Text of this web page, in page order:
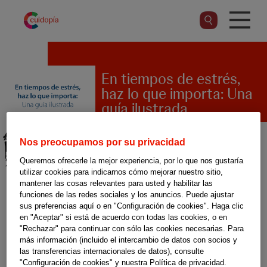
contenido
En tiempos de estrés,
haz lo que importa: Una
guía ilustrada
La Organización Mundial de la
Salud (OMS) recoge en esta
guía ilustrada
recomendaciones básicas para
la gestión del estrés. A lo largo
de las distintas secciones
Nos preocupamos por su privacidad
Queremos ofrecerle la mejor experiencia, por lo que nos gustaría
utilizar cookies para indicarnos cómo mejorar nuestro sitio,
mantener las cosas relevantes para usted y habilitar las
funciones de las redes sociales y los anuncios. Puede ajustar
sus preferencias aquí o en "Configuración de cookies". Haga clic
en "Aceptar" si está de acuerdo con todas las cookies, o en
"Rechazar" para continuar con sólo las cookies necesarias. Para
más información (incluido el intercambio de datos con socios y
las transferencias internacionales de datos), consulte
"Configuración de cookies" y nuestra Política de privacidad.